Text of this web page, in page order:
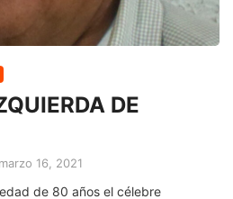
DE
marzo 16, 2021
de 80 años el célebre